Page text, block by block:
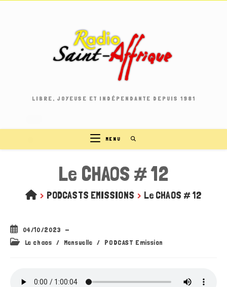
LIBRE, JOYEUSE ET INDÉPENDANTE DEPUIS 1981
MENU
Le CHAOS # 12
> PODCASTS EMISSIONS > Le CHAOS # 12
Publication
publiée :
04/10/2023
Post Le chaos / Mensuelle / PODCAST Emission